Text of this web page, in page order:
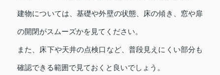
建物については、基礎や外壁の状態、床の傾き、窓や扉
の開閉がスムーズかを見てください。
また、床下や天井の点検口など、普段見えにくい部分も
確認できる範囲で見ておくと良いでしょう。